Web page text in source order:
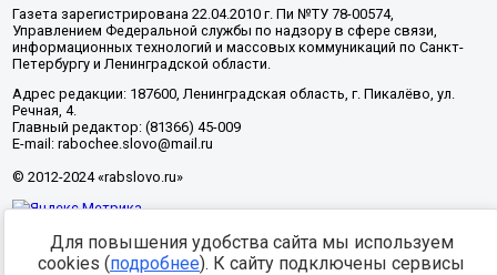
Газета зарегистрирована 22.04.2010 г. Пи №ТУ 78-00574,
Управлением Федеральной службы по надзору в сфере связи,
информационных технологий и массовых коммуникаций по Санкт-
Петербургу и Ленинградской области.
Адрес редакции: 187600, Ленинградская область, г. Пикалёво, ул.
Речная, 4.
Главный редактор: (81366) 45-009
E-mail: rabochee.slovo@mail.ru
© 2012-2024 «rabslovo.ru»
Разработка -
Для повышения удобства сайта мы используем
cookies (подробнее). К сайту подключены сервисы